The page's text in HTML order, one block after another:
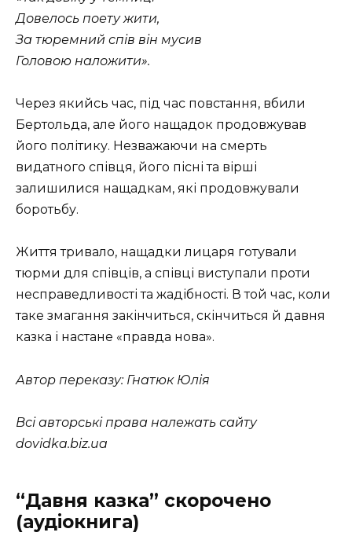
Довелось поету жити,
За тюремний спів він мусив
Головою наложити».
Через якийсь час, під час повстання, вбили
Бертольда, але його нащадок продовжував
його політику. Незважаючи на смерть
видатного співця, його пісні та вірші
залишилися нащадкам, які продовжували
боротьбу.
Життя тривало, нащадки лицаря готували
тюрми для співців, а співці виступали проти
несправедливості та жадібності. В той час, коли
таке змагання закінчиться, скінчиться й давня
казка і настане «правда нова».
Автор переказу: Гнатюк Юлія
Всі авторські права належать сайту
dovidka.biz.ua
“Давня казка” скорочено
(аудіокнига)